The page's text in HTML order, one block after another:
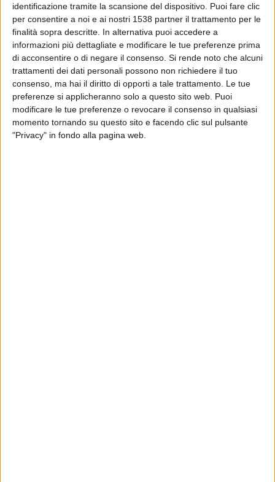
identificazione tramite la scansione del dispositivo. Puoi fare clic
per consentire a noi e ai nostri 1538 partner il trattamento per le
finalità sopra descritte. In alternativa puoi accedere a
informazioni più dettagliate e modificare le tue preferenze prima
di acconsentire o di negare il consenso. Si rende noto che alcuni
trattamenti dei dati personali possono non richiedere il tuo
consenso, ma hai il diritto di opporti a tale trattamento. Le tue
preferenze si applicheranno solo a questo sito web. Puoi
modificare le tue preferenze o revocare il consenso in qualsiasi
momento tornando su questo sito e facendo clic sul pulsante
"Privacy" in fondo alla pagina web.
Vittoria e con precedenti penali e reati specifici in
materia di spaccio di stupefacenti.
Durante la perquisizione dell'auto, dopo aver smontato
parti dell'autovettura, una Fiat Punto, in
un'intercapedine sotto il piantone dello sterzo i militari
scoprono un involucro con 30 grammi di cocaina, pronta